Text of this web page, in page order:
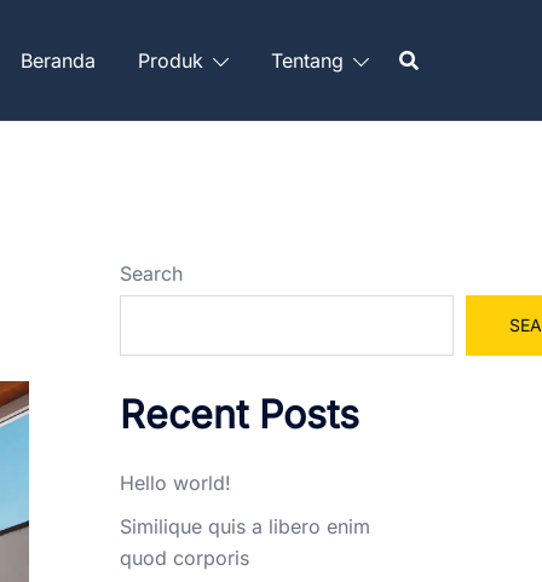
Beranda Produk Tentang
Search
Recent Posts
Hello world!
Similique quis a libero enim
quod corporis